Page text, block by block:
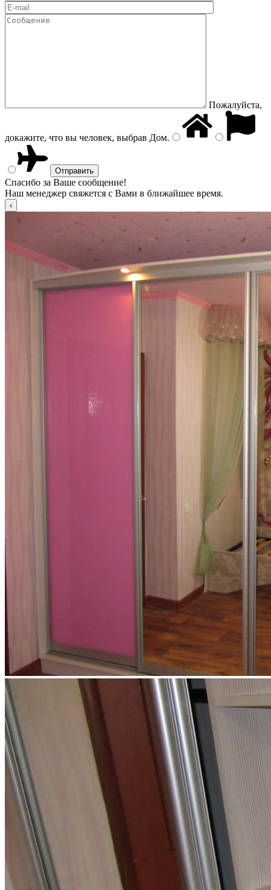
Пожалуйста,
докажите, что вы человек, выбрав Дом.
Спасибо за Ваше сообщение!
Наш менеджер свяжется с Вами в ближайшее время.